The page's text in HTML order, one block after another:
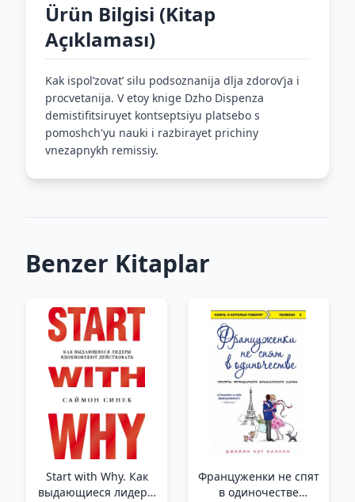
Ürün Bilgisi (Kitap
Açıklaması)
Kak ispolʹzovatʹ silu podsoznanija dlja zdorovʹja i
procvetanija. V etoy knige Dzho Dispenza
demistifitsiruyet kontseptsiyu platsebo s
pomoshch'yu nauki i razbirayet prichiny
vnezapnykh remissiy.
Benzer Kitaplar
Start with Why. Как
выдающиеся лидеры
Француженки не спят
в одиночестве